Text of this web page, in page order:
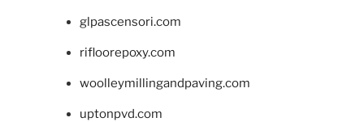
glpascensori.com
rifloorepoxy.com
woolleymillingandpaving.com
uptonpvd.com